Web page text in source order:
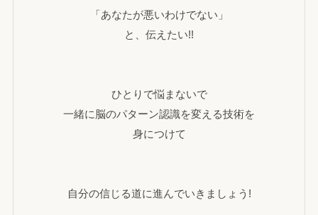
「あなたが悪いわけでない」
と、伝えたい!!
ひとりで悩まないで
一緒に脳のパターン認識を変える技術を
身につけて
自分の信じる道に進んでいきましょう!